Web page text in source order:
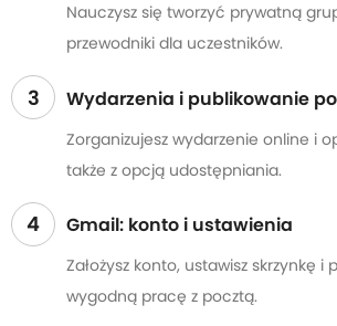
Nauczysz się tworzyć prywatną
przewodniki dla uczestników.
3 Wydarzenia i publikowanie
Zorganizujesz wydarzenie online i
także z opcją udostępniania.
4 Gmail: konto i ustawienia
Założysz konto, ustawisz skrzynkę i
wygodną pracę z pocztą.